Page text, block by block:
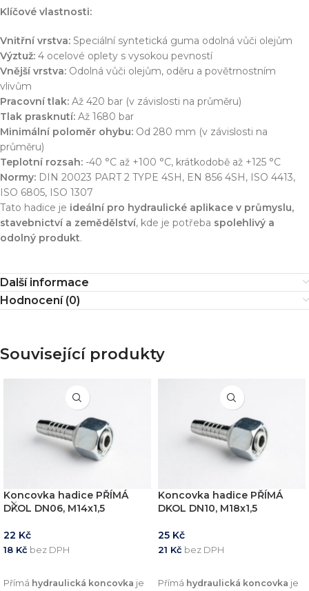
Klíčové vlastnosti:
Vnitřní vrstva: Speciální syntetická guma odolná vůči olejům
Výztuž: 4 ocelové oplety s vysokou pevností
Vnější vrstva: Odolná vůči olejům, oděru a povětrnostním
vlivům
Pracovní tlak: Až 420 bar (v závislosti na průměru)
Tlak prasknutí: Až 1680 bar
Minimální poloměr ohybu: Od 280 mm (v závislosti na
průměru)
Teplotní rozsah: -40 °C až +100 °C, krátkodobě až +125 °C
Normy: DIN 20023 PART 2 TYPE 4SH, EN 856 4SH, ISO 4413,
ISO 6805, ISO 1307
Tato hadice je ideální pro hydraulické aplikace v průmyslu,
stavebnictví a zemědělství, kde je potřeba spolehlivý a
odolný produkt.
Další informace
Hodnocení (0)
Související produkty
Koncovka hadice PŘÍMÁ
DKOL DN06, M14x1,5
22 Kč
18 Kč bez DPH
Přímá hydraulická koncovka je
Koncovka hadice PŘÍMÁ
DKOL DN10, M18x1,5
25 Kč
21 Kč bez DPH
Přímá hydraulická koncovka je